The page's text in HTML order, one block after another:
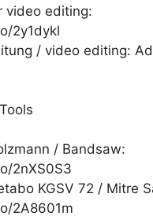
video editing:
2y1dykl
/ video editing:
/ Bandsaw:
2nXS0S3
KGSV 72 / Mitre
2A8601m